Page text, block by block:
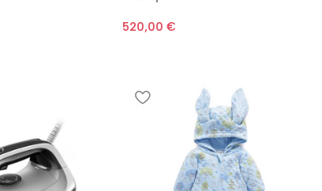
520,00€